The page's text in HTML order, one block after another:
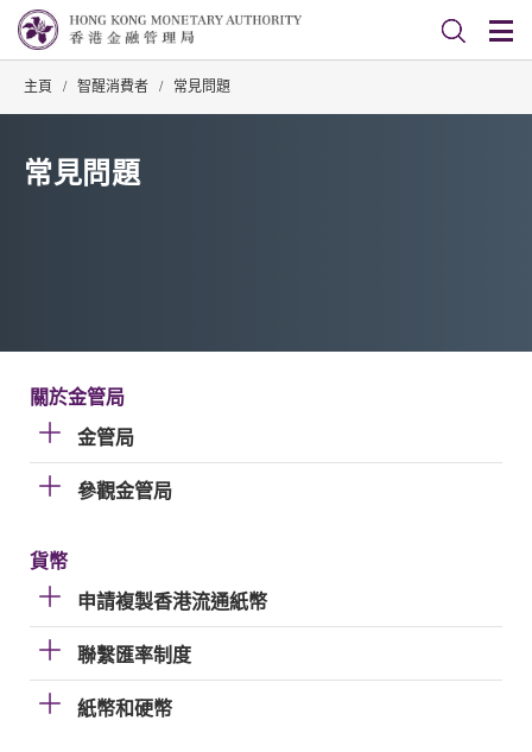
主頁 / 智醒消費者 / 常見問題
常見問題
關於金管局
金管局
參觀金管局
貨幣
申請複製香港流通紙幣
聯繫匯率制度
紙幣和硬幣